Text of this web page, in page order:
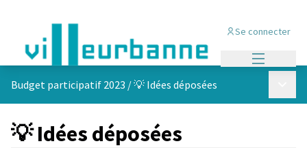
Se connecter
Budget participatif 2023 /💡 Idées déposées
💡 Idées déposées